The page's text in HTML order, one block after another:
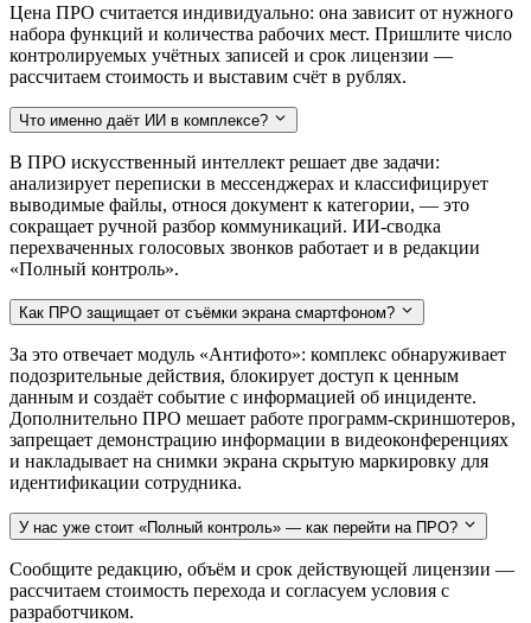
Цена ПРО считается индивидуально: она зависит от нужного
набора функций и количества рабочих мест. Пришлите число
контролируемых учётных записей и срок лицензии —
рассчитаем стоимость и выставим счёт в рублях.
Что именно даёт ИИ в комплексе?
В ПРО искусственный интеллект решает две задачи:
анализирует переписки в мессенджерах и классифицирует
выводимые файлы, относя документ к категории, — это
сокращает ручной разбор коммуникаций. ИИ-сводка
перехваченных голосовых звонков работает и в редакции
«Полный контроль».
Как ПРО защищает от съёмки экрана смартфоном?
За это отвечает модуль «Антифото»: комплекс обнаруживает
подозрительные действия, блокирует доступ к ценным
данным и создаёт событие с информацией об инциденте.
Дополнительно ПРО мешает работе программ-скриншотеров,
запрещает демонстрацию информации в видеоконференциях
и накладывает на снимки экрана скрытую маркировку для
идентификации сотрудника.
У нас уже стоит «Полный контроль» — как перейти на ПРО?
Сообщите редакцию, объём и срок действующей лицензии —
рассчитаем стоимость перехода и согласуем условия с
разработчиком.